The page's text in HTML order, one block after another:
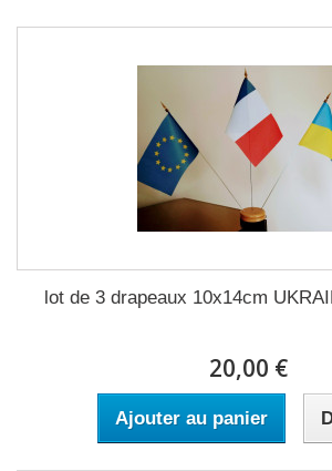
lot de 3 drapeaux 10x14cm
20,00 €
Ajouter au panier